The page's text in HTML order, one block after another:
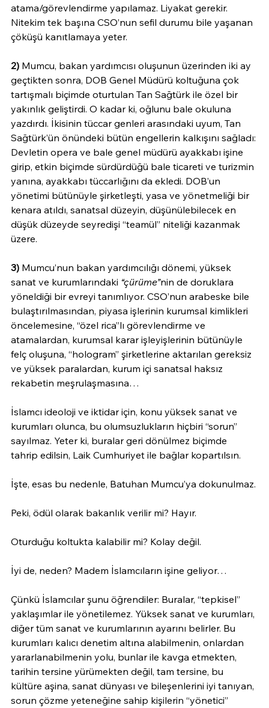
atama/görevlendirme yapılamaz. Liyakat gerekir.
Nitekim tek başına CSO’nun sefil durumu bile yaşanan
çöküşü kanıtlamaya yeter.
2) Mumcu, bakan yardımcısı oluşunun üzerinden iki ay
geçtikten sonra, DOB Genel Müdürü koltuğuna çok
tartışmalı biçimde oturtulan Tan Sağtürk ile özel bir
yakınlık geliştirdi. O kadar ki, oğlunu bale okuluna
yazdırdı. İkisinin tüccar genleri arasındaki uyum, Tan
Sağtürk’ün önündeki bütün engellerin kalkışını sağladı:
Devletin opera ve bale genel müdürü ayakkabı işine
girip, etkin biçimde sürdürdüğü bale ticareti ve turizmin
yanına, ayakkabı tüccarlığını da ekledi. DOB’un
yönetimi bütünüyle şirketleşti, yasa ve yönetmeliği bir
kenara atıldı, sanatsal düzeyin, düşünülebilecek en
düşük düzeyde seyredişi “teamül” niteliği kazanmak
üzere.
3) Mumcu’nun bakan yardımcılığı dönemi, yüksek
sanat ve kurumlarındaki “çürüme”nin de doruklara
yöneldiği bir evreyi tanımlıyor. CSO’nun arabeske bile
bulaştırılmasından, piyasa işlerinin kurumsal kimlikleri
öncelemesine, “özel rica”lı görevlendirme ve
atamalardan, kurumsal karar işleyişlerinin bütünüyle
felç oluşuna, “hologram” şirketlerine aktarılan gereksiz
ve yüksek paralardan, kurum içi sanatsal haksız
rekabetin meşrulaşmasına…
İslamcı ideoloji ve iktidar için, konu yüksek sanat ve
kurumları olunca, bu olumsuzlukların hiçbiri “sorun”
sayılmaz. Yeter ki, buralar geri dönülmez biçimde
tahrip edilsin, Laik Cumhuriyet ile bağlar kopartılsın.
İşte, esas bu nedenle, Batuhan Mumcu’ya dokunulmaz.
Peki, ödül olarak bakanlık verilir mi? Hayır.
Oturduğu koltukta kalabilir mi? Kolay değil.
İyi de, neden? Madem İslamcıların işine geliyor…
Çünkü İslamcılar şunu öğrendiler: Buralar, “tepkisel”
yaklaşımlar ile yönetilemez. Yüksek sanat ve kurumları,
diğer tüm sanat ve kurumlarının ayarını belirler. Bu
kurumları kalıcı denetim altına alabilmenin, onlardan
yararlanabilmenin yolu, bunlar ile kavga etmekten,
tarihin tersine yürümekten değil, tam tersine, bu
kültüre aşina, sanat dünyası ve bileşenlerini iyi tanıyan,
sorun çözme yeteneğine sahip kişilerin “yönetici”